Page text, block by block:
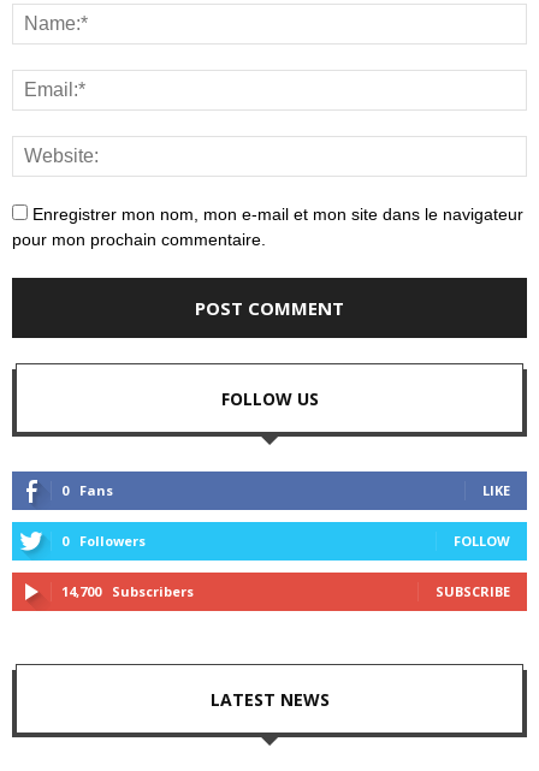
Enregistrer mon nom, mon e-mail et mon site dans le navigateur
pour mon prochain commentaire.
FOLLOW US
0 Fans LIKE
0 Followers FOLLOW
14,700 Subscribers SUBSCRIBE
LATEST NEWS